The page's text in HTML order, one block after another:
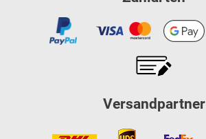
Versandpartner